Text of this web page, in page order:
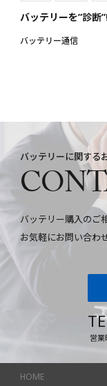
バッテリーを”診断
バッテリー通信
バッテリーに関する
バッテリー購入のご
お気軽にお問い合わ
営業
HOME